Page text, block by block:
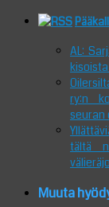
AL:
ry:n
seuran
tältä
Muuta